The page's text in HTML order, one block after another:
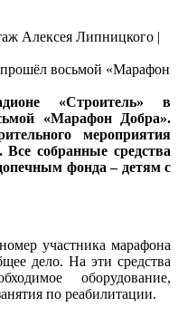
Алексея Липницкого |
«Строитель» в
«Марафон Добра».
мероприятия
собранные средства
фонда – детям с
участника марафона
дело. На эти средства
оборудование,
по реабилитации.